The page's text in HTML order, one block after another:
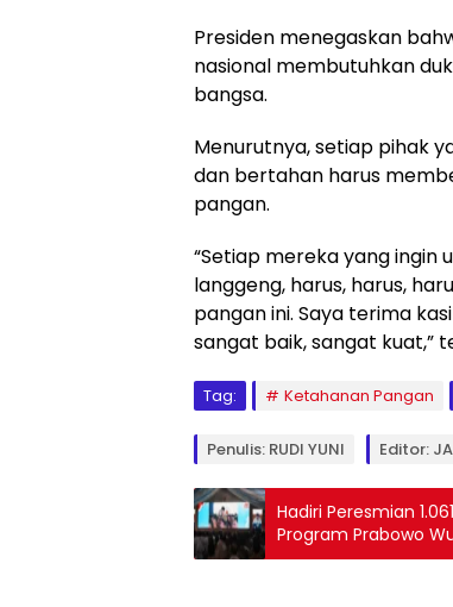
Presiden menegaskan
nasional membutuhkan
bangsa.
Menurutnya, setiap pihak
dan bertahan harus
pangan.
“Setiap mereka yang ingin
langgeng, harus, harus,
pangan ini. Saya terima
sangat baik, sangat kuat,”
Tag: Ketahanan Pangan
Penulis: RUDI YUNI Editor:
Hadiri Peresmian
Program Prabowo